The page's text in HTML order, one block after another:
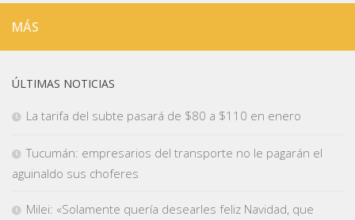
MÁS
ÚLTIMAS NOTICIAS
La tarifa del subte pasará de $80 a $110 en enero
Tucumán: empresarios del transporte no le pagarán el
aguinaldo sus choferes
Milei: «Solamente quería desearles feliz Navidad, que